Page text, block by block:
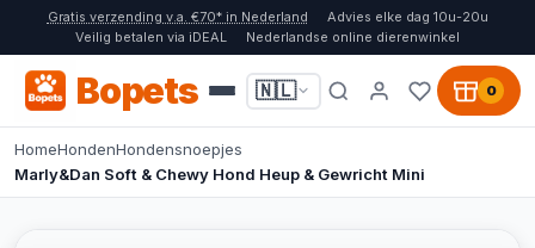
Gratis verzending v.a. €70* in Nederland
Advies elke dag 10u-20u
Veilig betalen via iDEAL
Nederlandse online dierenwinkel
Bopets 🇳🇱 0
HomeHondenHondensnoepjes
Marly&Dan Soft & Chewy Hond Heup & Gewricht Mini